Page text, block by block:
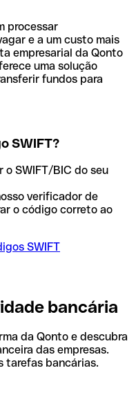
processar
e a um custo mais
empresarial da Qonto
uma solução
fundos para
SWIFT?
o SWIFT/BIC do seu
verificador de
o código correto ao
SWIFT
bancária
da Qonto e descubra
das empresas.
tarefas bancárias.